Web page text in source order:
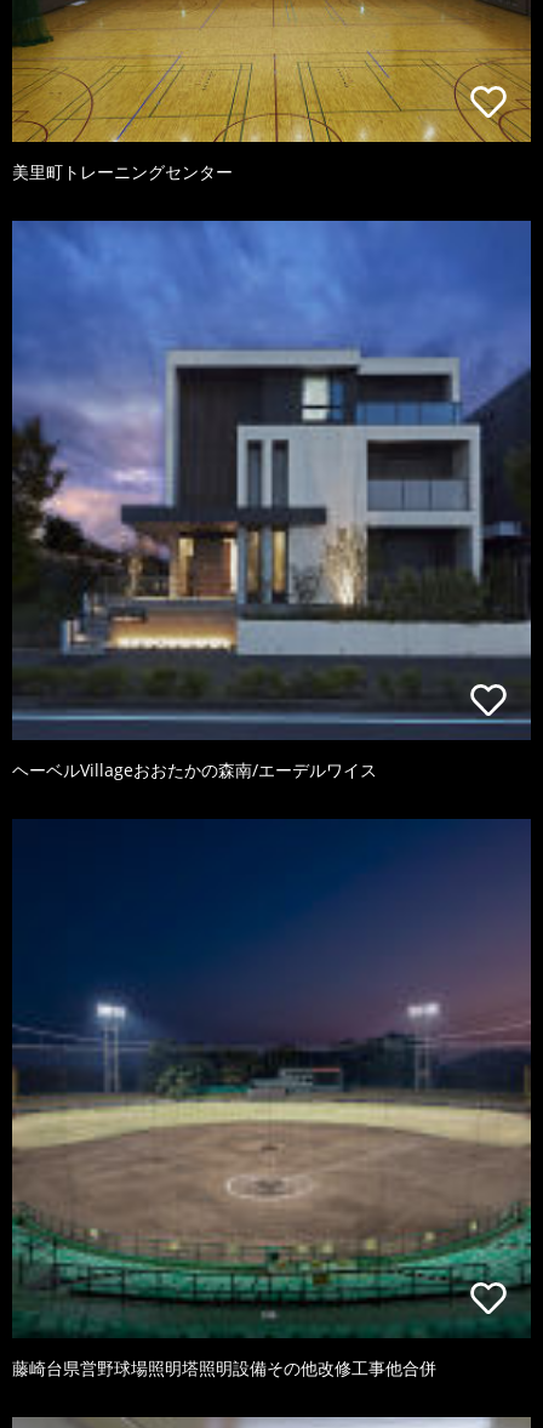
美里町トレーニングセンター
ヘーベルVillageおおたかの森南/エーデルワイス
藤崎台県営野球場照明塔照明設備その他改修工事他合併